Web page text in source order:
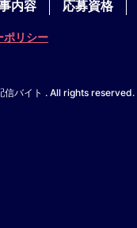
内容 応募資格
ポリシー
信バイト . All rights reserved.